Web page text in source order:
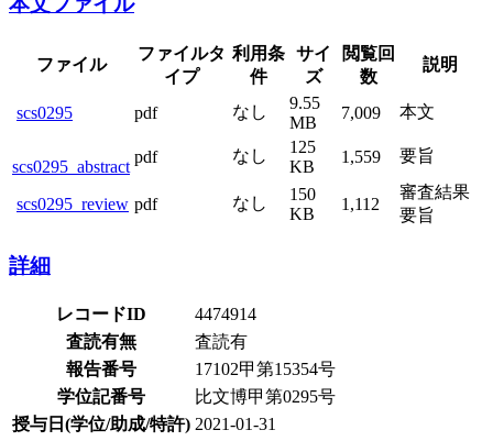
ファイル
ファイルタ
イプ
利用条
件
サイ
ズ
閲覧回
数
説明
scs0295 pdf なし
9.55
MB
7,009 本文
scs0295_abstract
pdf なし
125
KB
1,559 要旨
scs0295_review pdf なし
150
KB
1,112
審査結果
要旨
詳細
レコードID
4474914
査読有無
査読有
報告番号
17102甲第15354号
学位記番号
比文博甲第0295号
授与日(学位/助成/特許) 2021-01-31